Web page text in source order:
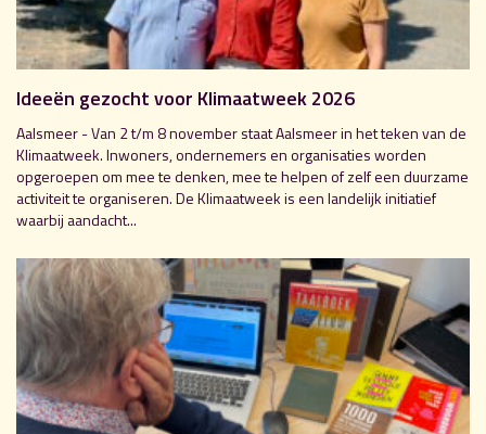
Ideeën gezocht voor Klimaatweek 2026
Aalsmeer - Van 2 t/m 8 november staat Aalsmeer in het teken van de
Klimaatweek. Inwoners, ondernemers en organisaties worden
opgeroepen om mee te denken, mee te helpen of zelf een duurzame
activiteit te organiseren. De Klimaatweek is een landelijk initiatief
waarbij aandacht...